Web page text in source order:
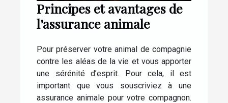
Principes et avantages de
l’assurance animale
Pour préserver votre animal de compagnie
contre les aléas de la vie et vous apporter
une sérénité d’esprit. Pour cela, il est
important que vous souscriviez à une
assurance animale pour votre compagnon.